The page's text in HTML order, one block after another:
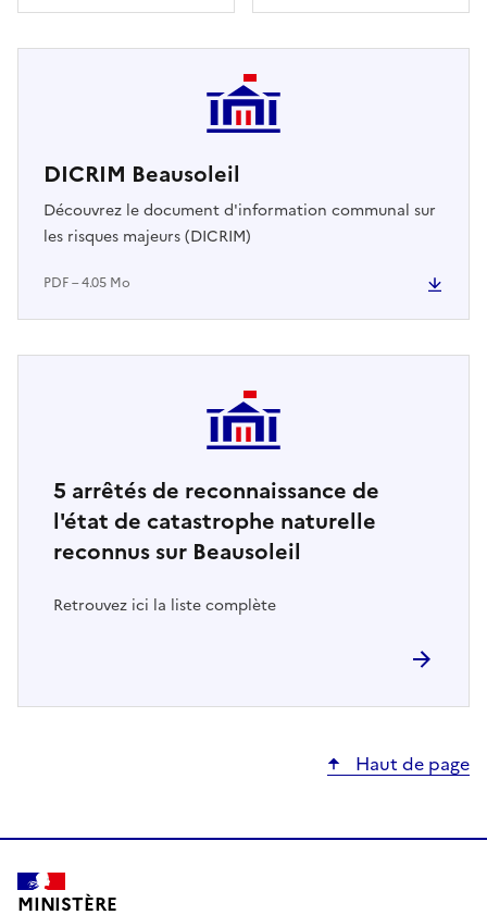
DICRIM Beausoleil
PDF – 4.05 Mo
Découvrez le document d'information communal sur
les risques majeurs (DICRIM)
5 arrêtés de reconnaissance de
l'état de catastrophe naturelle
reconnus sur Beausoleil
Retrouvez ici la liste complète
Haut de page
MINISTÈRE